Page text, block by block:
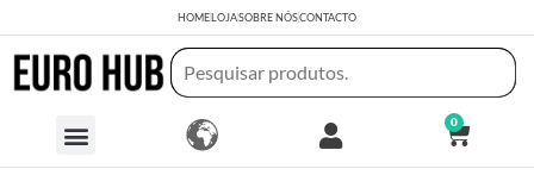
HOMELOJASOBRE NÓSCONTACTO
0